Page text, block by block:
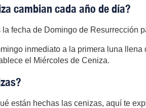
cambian cada año de día?
fecha de Domingo de Resurrección
inmediato a la primera luna
el Miércoles de Ceniza.
están hechas las cenizas, aquí te